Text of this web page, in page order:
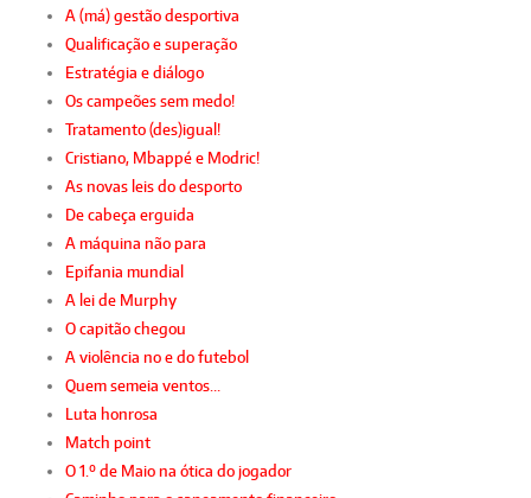
A (má) gestão desportiva
Qualificação e superação
Estratégia e diálogo
Os campeões sem medo!
Tratamento (des)igual!
Cristiano, Mbappé e Modric!
As novas leis do desporto
De cabeça erguida
A máquina não para
Epifania mundial
A lei de Murphy
O capitão chegou
A violência no e do futebol
Quem semeia ventos…
Luta honrosa
Match point
O 1.º de Maio na ótica do jogador